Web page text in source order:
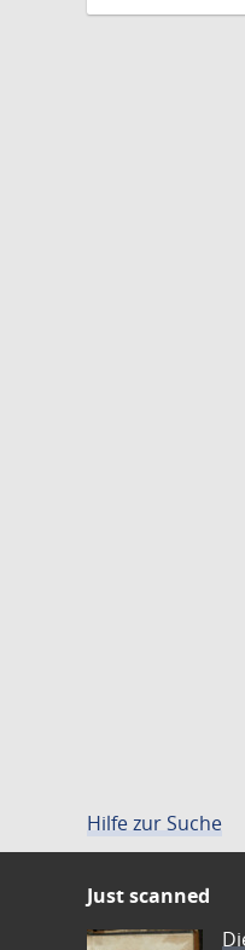
Hilfe zur Suche
Just scanned